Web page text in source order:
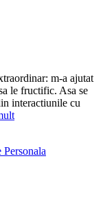
m-a ajutat
le fructific. Asa se
interactiunile cu